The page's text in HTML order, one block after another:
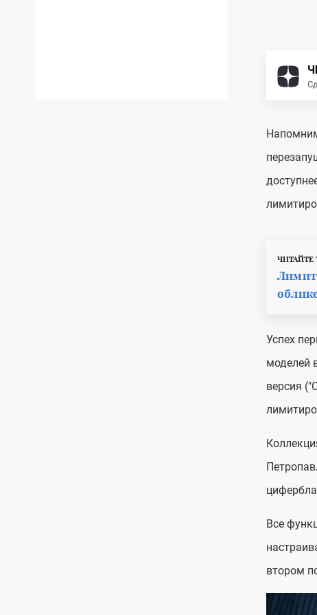
ЧИТАЙТЕ
Успех
моделей
версия
Все
втором